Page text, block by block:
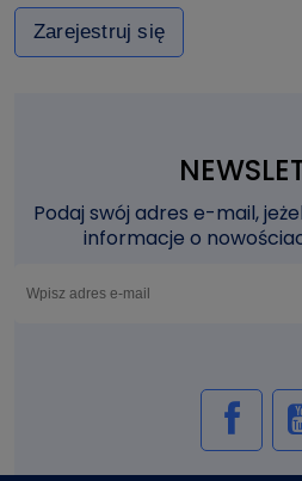
Zarejestruj się
Podaj swój adres e-mail,
informacje o